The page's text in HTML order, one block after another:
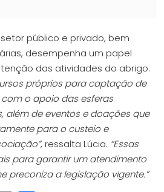
público e privado, bem
desempenha um papel
das atividades do abrigo.
próprios para captação de
o apoio das esferas
além de eventos e doações que
para o custeio e
, ressalta Lúcia. “Essas
para garantir um atendimento
preconiza a legislação vigente.”